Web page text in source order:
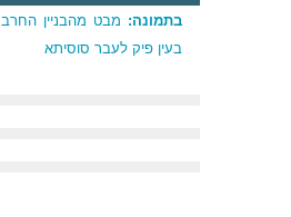
בתמונה: מבט מהבניין החרב
בעין פיק לעבר סוסיתא